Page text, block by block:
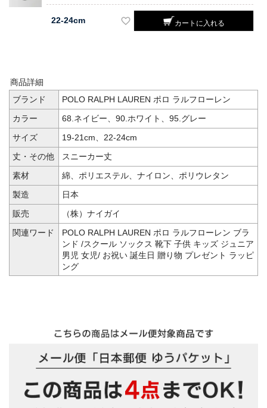
22-24cm カートに入れる
商品詳細
ブランド
POLO RALPH LAUREN ポロ ラルフローレン
カラー
68.ネイビー、90.ホワイト、95.グレー
サイズ
19-21cm、22-24cm
丈・その他
スニーカー丈
素材
綿、ポリエステル、ナイロン、ポリウレタン
製造
日本
販売
（株）ナイガイ
関連ワード
POLO RALPH LAUREN ポロ ラルフローレン ブラ
ンド /スクール ソックス 靴下 子供 キッズ ジュニア
男児 女児/ お祝い 誕生日 贈り物 プレゼント ラッピ
ング